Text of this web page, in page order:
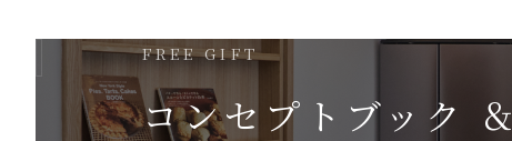
FREE GIFT
コンセプトブック ＆